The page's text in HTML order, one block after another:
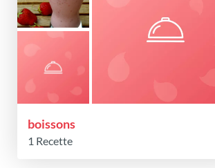
boissons
1 Recette